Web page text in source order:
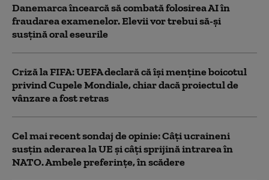
Danemarca încearcă să combată folosirea AI în
fraudarea examenelor. Elevii vor trebui să-şi
susţină oral eseurile
Criză la FIFA: UEFA declară că îşi menţine boicotul
privind Cupele Mondiale, chiar dacă proiectul de
vânzare a fost retras
Cel mai recent sondaj de opinie: Câți ucraineni
susțin aderarea la UE și câți sprijină intrarea în
NATO. Ambele preferințe, în scădere